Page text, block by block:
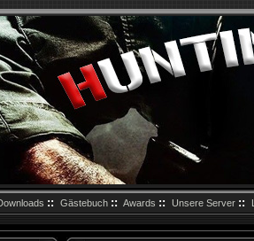
:: Gästebuch :: Awards :: Unsere Server ::